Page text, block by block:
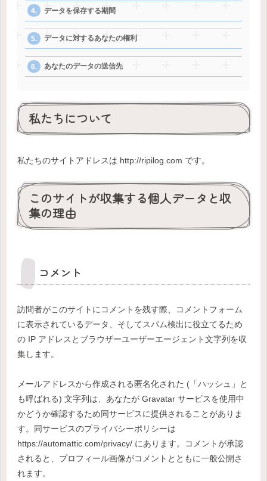
データを保存する期間
データに対するあなたの権利
あなたのデータの送信先
私たちについて
私たちのサイトアドレスは http://ripilog.com です。
このサイトが収集する個人データと収
集の理由
コメント
訪問者がこのサイトにコメントを残す際、コメントフォーム
に表示されているデータ、そしてスパム検出に役立てるため
の IP アドレスとブラウザーユーザーエージェント文字列を収
集します。
メールアドレスから作成される匿名化された (「ハッシュ」と
も呼ばれる) 文字列は、あなたが Gravatar サービスを使用中
かどうか確認するため同サービスに提供されることがありま
す。同サービスのプライバシーポリシーは
https://automattic.com/privacy/ にあります。コメントが承認
されると、プロフィール画像がコメントとともに一般公開さ
れます。